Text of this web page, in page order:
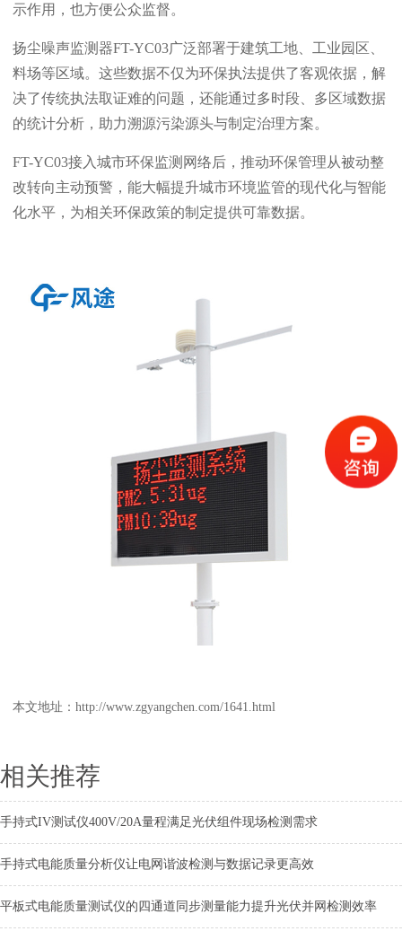
示作用，也方便公众监督。
扬尘噪声监测器FT-YC03广泛部署于建筑工地、工业园区、
料场等区域。这些数据不仅为环保执法提供了客观依据，解
决了传统执法取证难的问题，还能通过多时段、多区域数据
的统计分析，助力溯源污染源头与制定治理方案。
FT-YC03接入城市环保监测网络后，推动环保管理从被动整
改转向主动预警，能大幅提升城市环境监管的现代化与智能
化水平，为相关环保政策的制定提供可靠数据。
本文地址： http://www.zgyangchen.com/1641.html
相关推荐
手持式IV测试仪400V/20A量程满足光伏组件现场检测需求
手持式电能质量分析仪让电网谐波检测与数据记录更高效
平板式电能质量测试仪的四通道同步测量能力提升光伏并网检测效率